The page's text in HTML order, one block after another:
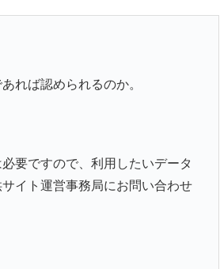
れば認められるのか。
要ですので、利用したいデータ
イト運営事務局にお問い合わせ